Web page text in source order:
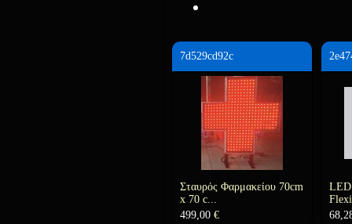
7d529cd92c
Σταυρός Φαρμακείου 70cm
x 70 c...
499,00 €